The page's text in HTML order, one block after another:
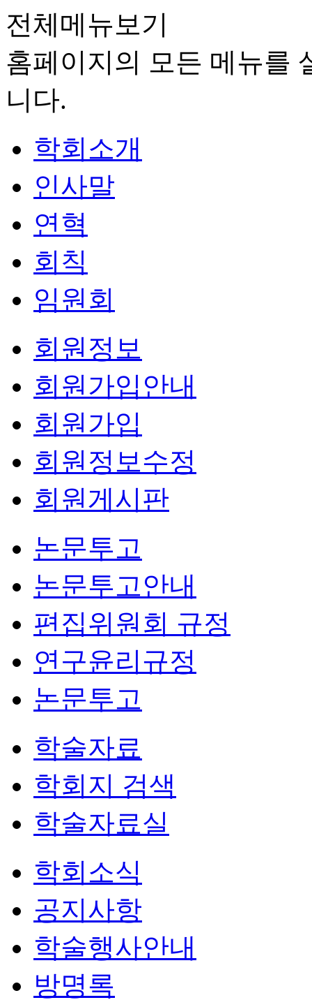
전체메뉴보기
홈페이지의 모든 메뉴를
니다.
학회소개
인사말
연혁
회칙
임원회
회원정보
회원가입안내
회원가입
회원정보수정
회원게시판
논문투고
논문투고안내
편집위원회 규정
연구윤리규정
논문투고
학술자료
학회지 검색
학술자료실
학회소식
공지사항
학술행사안내
방명록